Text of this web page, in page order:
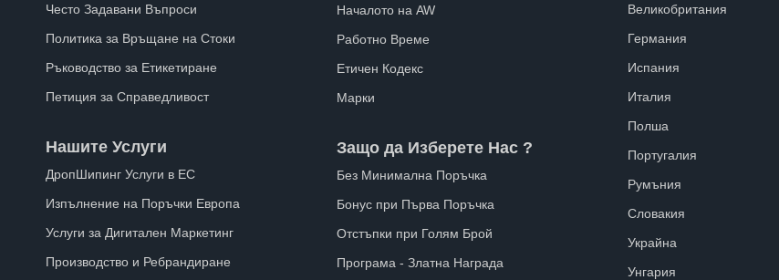
Често Задавани Въпроси
Политика за Връщане на Стоки
Ръководство за Етикетиране
Петиция за Справедливост
Нашите Услуги
ДропШипинг Услуги в ЕС
Изпълнение на Поръчки Европа
Услуги за Дигитален Маркетинг
Производство и Ребрандиране
Началото на AW
Работно Време
Етичен Кодекс
Марки
Защо да Изберете Нас ?
Без Минимална Поръчка
Бонус при Първа Поръчка
Отстъпки при Голям Брой
Програма - Златна Награда
Великобритания
Германия
Испания
Италия
Полша
Португалия
Румъния
Словакия
Украйна
Унгария